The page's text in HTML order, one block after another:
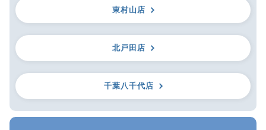
東村山店
北戸田店
千葉八千代店